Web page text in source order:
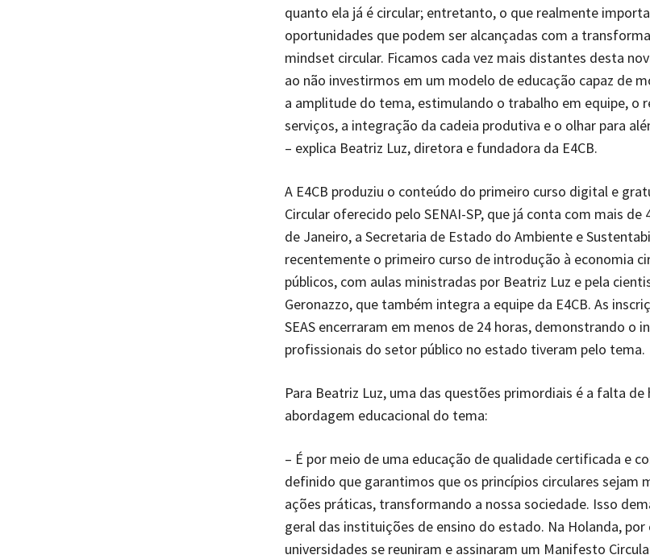
quanto ela já é circular; entretanto, o que realmente
oportunidades que podem ser alcançadas com a
mindset circular. Ficamos cada vez mais distantes desta
ao não investirmos em um modelo de educação capaz de
a amplitude do tema, estimulando o trabalho em equipe, o
serviços, a integração da cadeia produtiva e o olhar para
– explica Beatriz Luz, diretora e fundadora da E4CB.
A E4CB produziu o conteúdo do primeiro curso digital e
Circular oferecido pelo SENAI-SP, que já conta com mais de
de Janeiro, a Secretaria de Estado do Ambiente e
recentemente o primeiro curso de introdução à economia
públicos, com aulas ministradas por Beatriz Luz e pela
Geronazzo, que também integra a equipe da E4CB. As
SEAS encerraram em menos de 24 horas, demonstrando o
profissionais do setor público no estado tiveram pelo tema.
Para Beatriz Luz, uma das questões primordiais é a falta
abordagem educacional do tema:
– É por meio de uma educação de qualidade certificada e
definido que garantimos que os princípios circulares sejam
ações práticas, transformando a nossa sociedade. Isso
geral das instituições de ensino do estado. Na Holanda, por
universidades se reuniram e assinaram um Manifesto